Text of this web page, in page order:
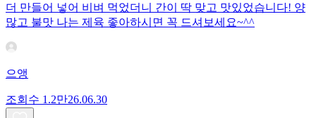
더 만들어 넣어 비벼 먹었더니 간이 딱 맞고 맛있었습니다! 양
많고 불맛 나는 제육 좋아하시면 꼭 드셔보세요~^^
으앵
조회수 1.2만26.06.30